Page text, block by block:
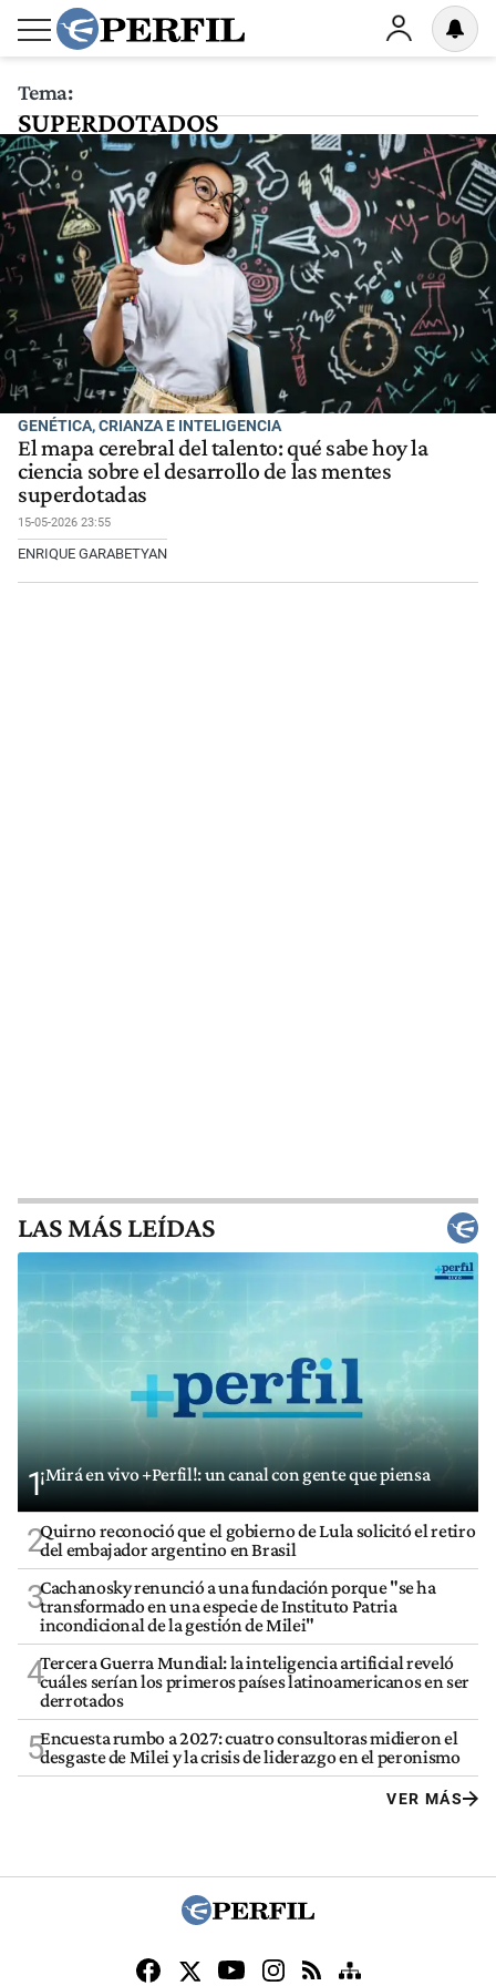
Tema:
SUPERDOTADOS
GENÉTICA, CRIANZA E INTELIGENCIA
El mapa cerebral del talento: qué sabe hoy la
ciencia sobre el desarrollo de las mentes
superdotadas
15-05-2026 23:55
ENRIQUE GARABETYAN
LAS MÁS LEÍDAS
1¡Mirá en vivo +Perfil!: un canal con gente que piensa
2Quirno reconoció que el gobierno de Lula solicitó el retiro
del embajador argentino en Brasil
3Cachanosky renunció a una fundación porque "se ha
transformado en una especie de Instituto Patria
incondicional de la gestión de Milei"
4Tercera Guerra Mundial: la inteligencia artificial reveló
cuáles serían los primeros países latinoamericanos en ser
derrotados
5Encuesta rumbo a 2027: cuatro consultoras midieron el
desgaste de Milei y la crisis de liderazgo en el peronismo
VER MÁS